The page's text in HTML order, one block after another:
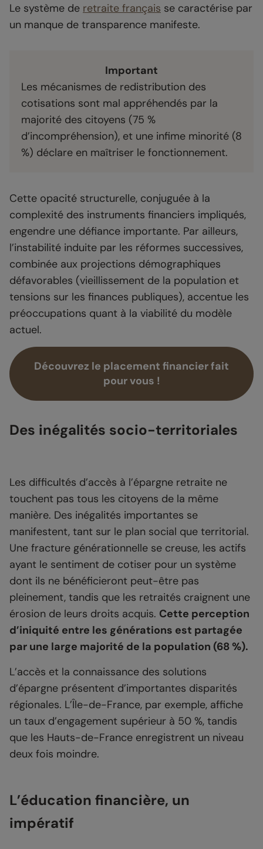
Le système de retraite français se caractérise par
un manque de transparence manifeste.
Important
Les mécanismes de redistribution des
cotisations sont mal appréhendés par la
majorité des citoyens (75 %
d’incompréhension), et une infime minorité (8
%) déclare en maîtriser le fonctionnement.
Cette opacité structurelle, conjuguée à la
complexité des instruments financiers impliqués,
engendre une défiance importante. Par ailleurs,
l’instabilité induite par les réformes successives,
combinée aux projections démographiques
défavorables (vieillissement de la population et
tensions sur les finances publiques), accentue les
préoccupations quant à la viabilité du modèle
actuel.
Découvrez le placement financier fait
pour vous !
Des inégalités socio-territoriales
Les difficultés d’accès à l’épargne retraite ne
touchent pas tous les citoyens de la même
manière. Des inégalités importantes se
manifestent, tant sur le plan social que territorial.
Une fracture générationnelle se creuse, les actifs
ayant le sentiment de cotiser pour un système
dont ils ne bénéficieront peut-être pas
pleinement, tandis que les retraités craignent une
érosion de leurs droits acquis. Cette perception
d’iniquité entre les générations est partagée
par une large majorité de la population (68 %).
L’accès et la connaissance des solutions
d’épargne présentent d’importantes disparités
régionales. L’Île-de-France, par exemple, affiche
un taux d’engagement supérieur à 50 %, tandis
que les Hauts-de-France enregistrent un niveau
deux fois moindre.
L’éducation financière, un
impératif